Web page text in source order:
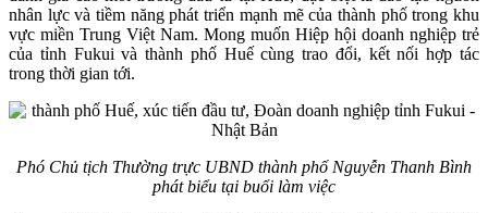
nhân lực và tiềm năng phát triển mạnh mẽ của thành phố trong khu
vực miền Trung Việt Nam. Mong muốn Hiệp hội doanh nghiệp trẻ
của tỉnh Fukui và thành phố Huế cùng trao đổi, kết nối hợp tác
trong thời gian tới.
Phó Chủ tịch Thường trực UBND thành phố Nguyễn Thanh Bình
phát biểu tại buổi làm việc